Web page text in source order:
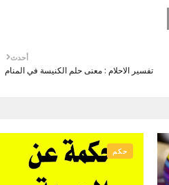
أحدث
تفسير الاحلام : معنى حلم الكنيسة في المنام
حكم